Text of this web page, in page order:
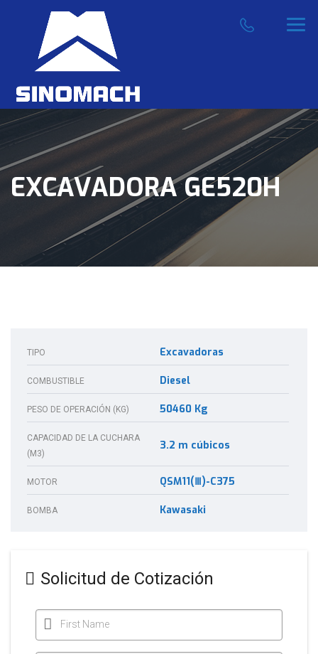
EXCAVADORA GE520H
TIPO Excavadoras
COMBUSTIBLE Diesel
PESO DE OPERACIÓN (KG) 50460 Kg
CAPACIDAD DE LA CUCHARA
(M3)
3.2 m cúbicos
MOTOR QSM11(Ⅲ)-C375
BOMBA Kawasaki
Solicitud de Cotización
First Name